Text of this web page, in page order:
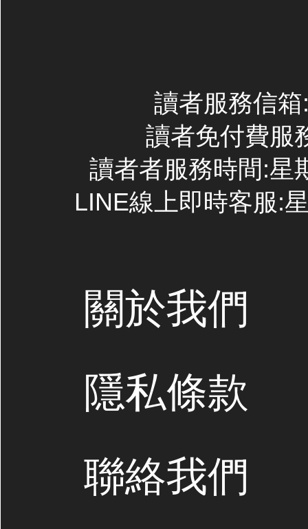
讀者服務信
讀者免付費服
讀者者服務時間:星
LINE線上即時客服:
關於我們
隱私條款
聯絡我們